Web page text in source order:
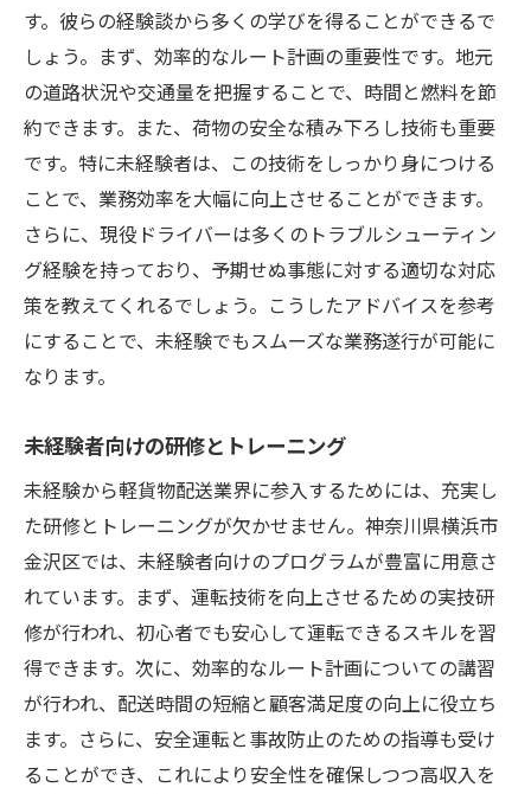
す。彼らの経験談から多くの学びを得ることができるで
しょう。まず、効率的なルート計画の重要性です。地元
の道路状況や交通量を把握することで、時間と燃料を節
約できます。また、荷物の安全な積み下ろし技術も重要
です。特に未経験者は、この技術をしっかり身につける
ことで、業務効率を大幅に向上させることができます。
さらに、現役ドライバーは多くのトラブルシューティン
グ経験を持っており、予期せぬ事態に対する適切な対応
策を教えてくれるでしょう。こうしたアドバイスを参考
にすることで、未経験でもスムーズな業務遂行が可能に
なります。
未経験者向けの研修とトレーニング
未経験から軽貨物配送業界に参入するためには、充実し
た研修とトレーニングが欠かせません。神奈川県横浜市
金沢区では、未経験者向けのプログラムが豊富に用意さ
れています。まず、運転技術を向上させるための実技研
修が行われ、初心者でも安心して運転できるスキルを習
得できます。次に、効率的なルート計画についての講習
が行われ、配送時間の短縮と顧客満足度の向上に役立ち
ます。さらに、安全運転と事故防止のための指導も受け
ることができ、これにより安全性を確保しつつ高収入を